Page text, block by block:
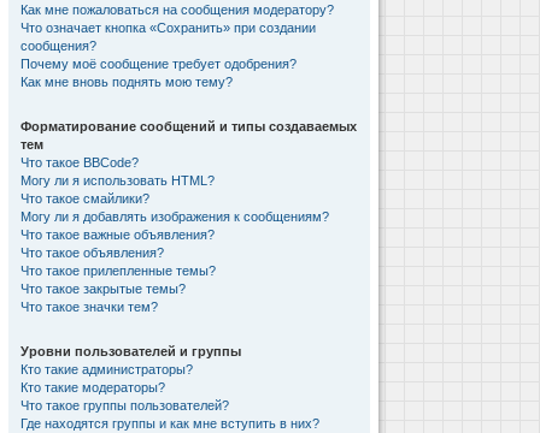
Как мне пожаловаться на сообщения модератору?
Что означает кнопка «Сохранить» при создании
сообщения?
Почему моё сообщение требует одобрения?
Как мне вновь поднять мою тему?
Форматирование сообщений и типы создаваемых
тем
Что такое BBCode?
Могу ли я использовать HTML?
Что такое смайлики?
Могу ли я добавлять изображения к сообщениям?
Что такое важные объявления?
Что такое объявления?
Что такое прилепленные темы?
Что такое закрытые темы?
Что такое значки тем?
Уровни пользователей и группы
Кто такие администраторы?
Кто такие модераторы?
Что такое группы пользователей?
Где находятся группы и как мне вступить в них?